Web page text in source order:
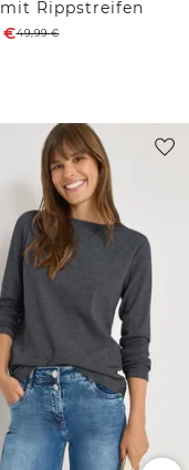
Rippstreifen
€49,99€